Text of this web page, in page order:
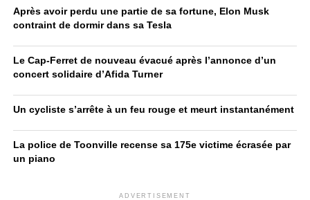
Après avoir perdu une partie de sa fortune, Elon Musk
contraint de dormir dans sa Tesla
Le Cap-Ferret de nouveau évacué après l’annonce d’un
concert solidaire d’Afida Turner
Un cycliste s’arrête à un feu rouge et meurt instantanément
La police de Toonville recense sa 175e victime écrasée par
un piano
ADVERTISEMENT